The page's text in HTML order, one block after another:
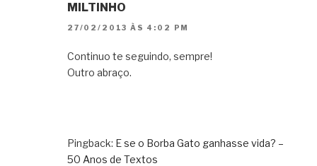
MILTINHO
27/02/2013 ÀS 4:02 PM
Continuo te seguindo, sempre!
Outro abraço.
Pingback: E se o Borba Gato ganhasse vida? –
50 Anos de Textos